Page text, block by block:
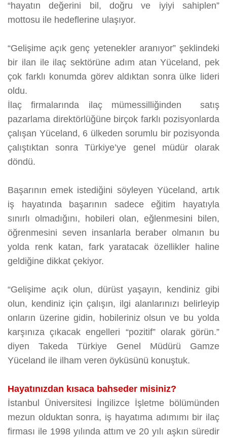
“hayatındeğerini bil, doğru ve iyiyi sahiplen”
mottosu ile hedeflerine ulaşıyor.
“Gelişime açık genç yetenekler aranıyor” şeklindeki
bir ilan ile ilaç sektörüne adım atan Yüceland, pek
çok farklı konumda görev aldıktan sonra ülke lideri
oldu.
İlaç firmalarında ilaç mümessilliğinden satış
pazarlama direktörlüğüne birçok farklı pozisyonlarda
çalışan Yüceland, 6 ülkeden sorumlu bir pozisyonda
çalıştıktan sonra Türkiye’ye genel müdür olarak
döndü.
Başarının emek istediğini söyleyen Yüceland, artık
iş hayatında başarının sadece eğitim hayatıyla
sınırlı olmadığını, hobileri olan, eğlenmesini bilen,
öğrenmesini seven insanlarla beraber olmanın bu
yolda renk katan, fark yaratacak özellikler haline
geldiğine dikkat çekiyor.
“Gelişime açık olun, dürüst yaşayın, kendiniz gibi
olun, kendiniz için çalışın, ilgi alanlarınızı belirleyip
onların üzerine gidin, hobileriniz olsun ve bu yolda
karşınıza çıkacak engelleri “pozitif” olarak görün.”
diyen Takeda Türkiye Genel Müdürü Gamze
Yüceland ile ilham veren öyküsünü konuştuk.
Hayatınızdan kısaca bahseder misiniz?
İstanbul Üniversitesi İngilizce İşletme bölümünden
mezun olduktan sonra, iş hayatıma adımımı bir ilaç
firması ile 1998 yılında attım ve 20 yılı aşkın süredir